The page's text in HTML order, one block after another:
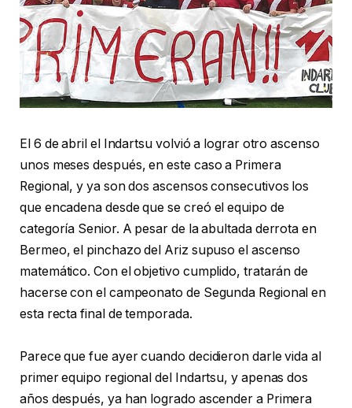
El 6 de abril el Indartsu volvió a lograr otro ascenso
unos meses después, en este caso a Primera
Regional, y ya son dos ascensos consecutivos los
que encadena desde que se creó el equipo de
categoría Senior. A pesar de la abultada derrota en
Bermeo, el pinchazo del Ariz supuso el ascenso
matemático. Con el objetivo cumplido, tratarán de
hacerse con el campeonato de Segunda Regional en
esta recta final de temporada.
Parece que fue ayer cuando decidieron darle vida al
primer equipo regional del Indartsu, y apenas dos
años después, ya han logrado ascender a Primera